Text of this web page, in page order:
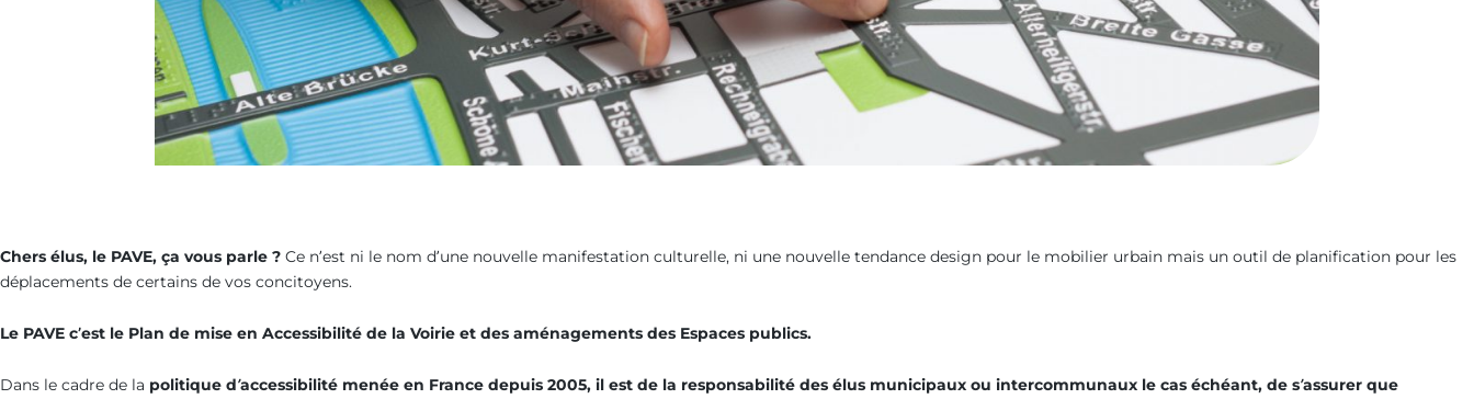
Chers élus, le PAVE, ça vous parle ? Ce n’est ni le nom d’une nouvelle manifestation culturelle, ni une nouvelle tendance design pour le mobilier urbain mais un outil de planification pour les
déplacements de certains de vos concitoyens.
Le PAVE c’est le Plan de mise en Accessibilité de la Voirie et des aménagements des Espaces publics.
Dans le cadre de la politique d’accessibilité menée en France depuis 2005, il est de la responsabilité des élus municipaux ou intercommunaux le cas échéant, de s’assurer que